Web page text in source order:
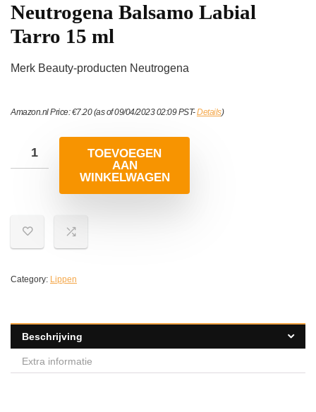
Neutrogena Balsamo Labial
Tarro 15 ml
Merk Beauty-producten Neutrogena
Amazon.nl Price:€7.20(as of 09/04/2023 02:09 PST-Details)
TOEVOEGEN
AAN
WINKELWAGEN
Category: Lippen
Beschrijving
Extra informatie